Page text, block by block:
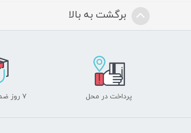
برگشت به بالا
پرداخت در محل ۷ روز ضمانت بازگشت